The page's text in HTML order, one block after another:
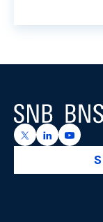
Logo
https://x.com/
https://